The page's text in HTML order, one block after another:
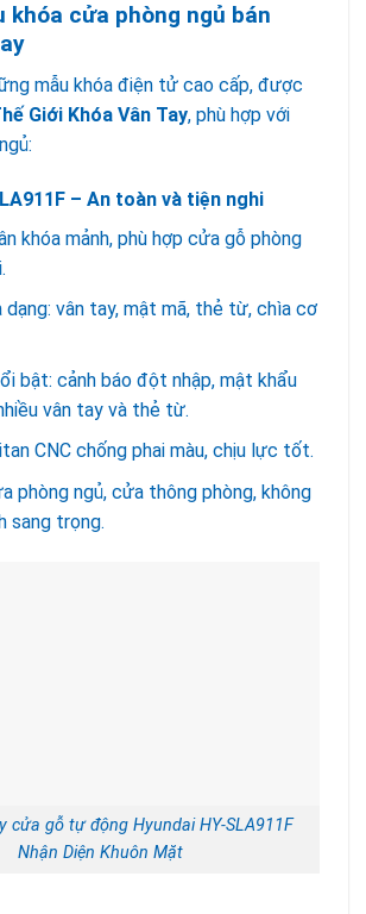
khóa cửa phòng ngủ bán
mẫu khóa điện tử cao cấp, được
Giới Khóa Vân Tay, phù hợp với
– An toàn và tiện nghi
khóa mảnh, phù hợp cửa gỗ phòng
dạng: vân tay, mật mã, thẻ từ, chìa cơ
bật: cảnh báo đột nhập, mật khẩu
vân tay và thẻ từ.
CNC chống phai màu, chịu lực tốt.
phòng ngủ, cửa thông phòng, không
sang trọng.
cửa gỗ tự động Hyundai HY-SLA911F
Nhận Diện Khuôn Mặt